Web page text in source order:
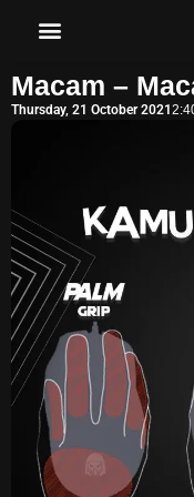
Macam –
Thursday, 21 October 2021